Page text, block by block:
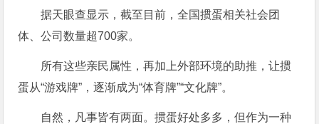
据天眼查显示，截至目前，全国掼蛋相关社会团
体、公司数量超700家。
所有这些亲民属性，再加上外部环境的助推，让掼
蛋从“游戏牌”，逐渐成为“体育牌”“文化牌”。
自然，凡事皆有两面。掼蛋好处多多，但作为一种